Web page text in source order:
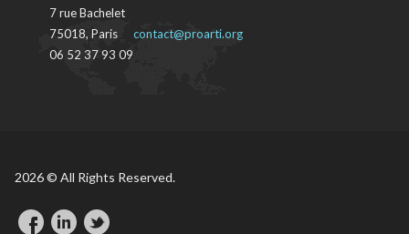
7 rue Bachelet
75018, Paris
06 52 37 93 09
contact@proarti.org
2026 © All Rights Reserved.